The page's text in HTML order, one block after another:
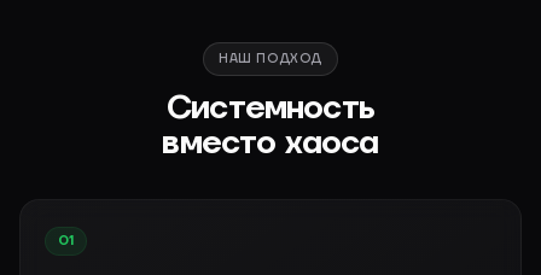
НАШ ПОДХОД
Системность
вместо хаоса
01